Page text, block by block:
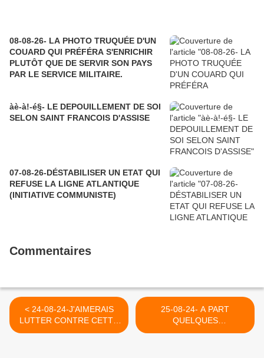
08-08-26- LA PHOTO TRUQUÉE D'UN
COUARD QUI PRÉFÉRA S'ENRICHIR
PLUTÔT QUE DE SERVIR SON PAYS
PAR LE SERVICE MILITAIRE.
àè-à!-é§- LE DEPOUILLEMENT DE SOI
SELON SAINT FRANCOIS D'ASSISE
07-08-26-DÉSTABILISER UN ETAT QUI
REFUSE LA LIGNE ATLANTIQUE
(INITIATIVE COMMUNISTE)
Commentaires
< 24-08-24-J'AIMERAIS
LUTTER CONTRE CETTE
IDEE QU'IL FAUT ETRE
25-08-24- A PART
QUELQUES
INTRANSIGEANTS